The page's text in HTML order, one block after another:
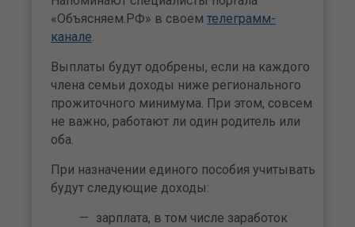
«Объясняем.РФ» в своем телеграмм-
канале.
Выплаты будут одобрены, если на каждого
члена семьи доходы ниже регионального
прожиточного минимума. При этом, совсем
не важно, работают ли один родитель или
оба.
При назначении единого пособия учитывать
будут следующие доходы:
зарплата, в том числе заработок